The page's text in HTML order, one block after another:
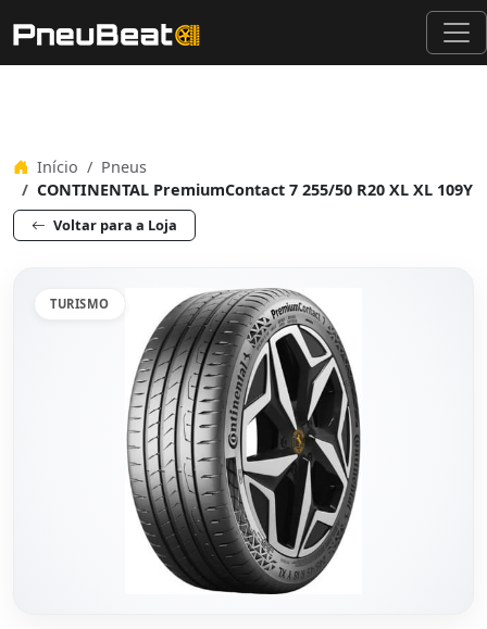
Início
Pneus
CONTINENTAL PremiumContact 7 255/50 R20 XL XL 109Y
Voltar para a Loja
TURISMO